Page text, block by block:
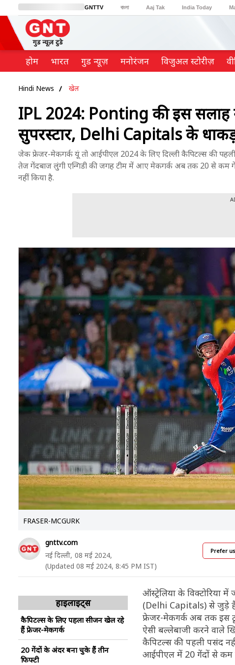
GNTTV বাংলা Aaj Tak India Today
BT Bazaar Cosmopolitan
होम भारत गुड न्यूज़ मनोरंजन विजुअल स्टोरीज़
Hindi News खेल
IPL 2024: Ponting की इस सलाह
सुपरस्टार, Delhi Capitals के
जेक फ्रेजर-मेकगर्क यूं तो आईपीएल 2024 के लिए दिल्ली कैपिटल्स की
तेज गेंदबाज लुंगी एन्गिडी की जगह टीम में आए मेकगर्क अब तक 20 से कम
नहींं किया है.
FRASER-MCGURK
gnttv.com
नई दिल्ली, 08 मई 2024,
(Updated 08 मई 2024, 8:45 PM IST)
Prefer
हाइलाइट्स
कैपिटल्स के लिए पहला सीजन खेल रहे
हैं फ्रेजर-मेकगर्क
20 गेंदों के अंंदर बना चुके हैं तीन
फिफ्टी
ऑस्ट्रेलिया के
(Delhi Capitals) से जुड़े हैं,
फ्रेजर-मेकगर्क अब तक इस
ऐसी बल्लेबाजी करने वाले
कैपिटल्स की पहली पसंद
आईपीएल में 20 गेंदों से कम